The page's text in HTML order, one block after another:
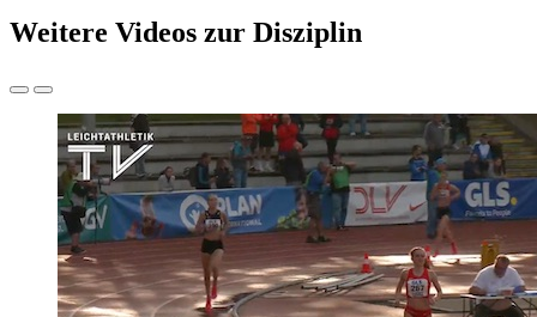
Weitere Videos zur Disziplin